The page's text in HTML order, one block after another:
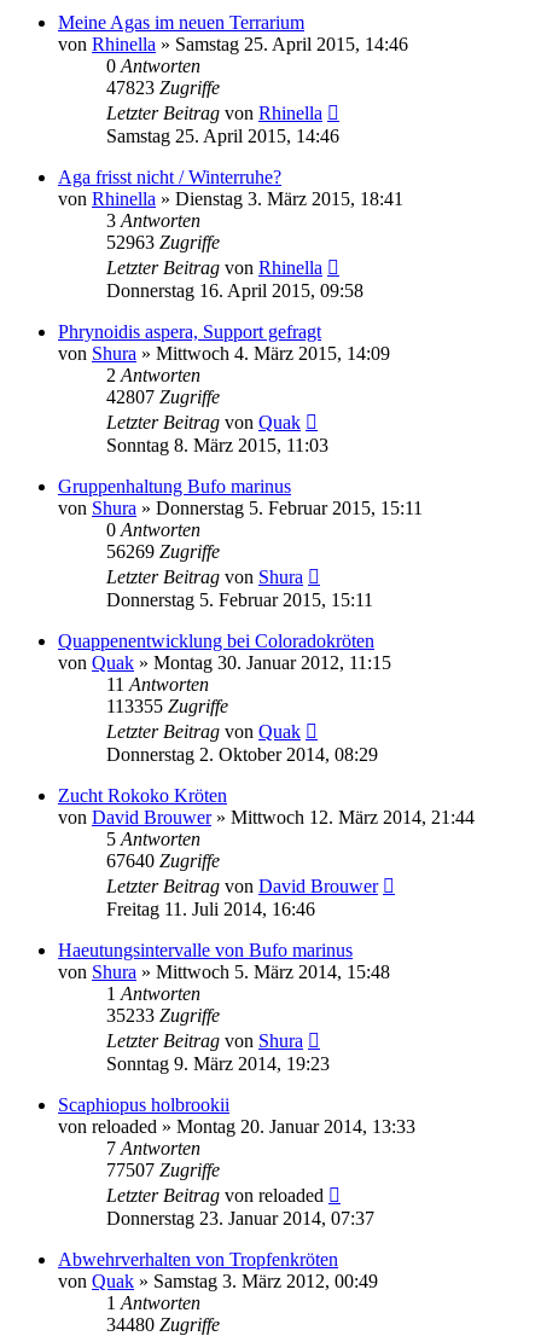
Meine Agas im neuen Terrarium
von Rhinella » Samstag 25. April 2015, 14:46
0 Antworten
47823 Zugriffe
Letzter Beitrag von Rhinella
Samstag 25. April 2015, 14:46
Aga frisst nicht / Winterruhe?
von Rhinella » Dienstag 3. März 2015, 18:41
3 Antworten
52963 Zugriffe
Letzter Beitrag von Rhinella
Donnerstag 16. April 2015, 09:58
Phrynoidis aspera, Support gefragt
von Shura » Mittwoch 4. März 2015, 14:09
2 Antworten
42807 Zugriffe
Letzter Beitrag von Quak
Sonntag 8. März 2015, 11:03
Gruppenhaltung Bufo marinus
von Shura » Donnerstag 5. Februar 2015, 15:11
0 Antworten
56269 Zugriffe
Letzter Beitrag von Shura
Donnerstag 5. Februar 2015, 15:11
Quappenentwicklung bei Coloradokröten
von Quak » Montag 30. Januar 2012, 11:15
11 Antworten
113355 Zugriffe
Letzter Beitrag von Quak
Donnerstag 2. Oktober 2014, 08:29
Zucht Rokoko Kröten
von David Brouwer» Mittwoch 12. März 2014, 21:44
5 Antworten
67640 Zugriffe
Letzter Beitrag von David Brouwer
Freitag 11. Juli 2014, 16:46
Haeutungsintervalle von Bufo marinus
von Shura » Mittwoch 5. März 2014, 15:48
1 Antworten
35233 Zugriffe
Letzter Beitrag von Shura
Sonntag 9. März 2014, 19:23
Scaphiopus holbrookii
von reloaded » Montag 20. Januar 2014, 13:33
7 Antworten
77507 Zugriffe
Letzter Beitrag von reloaded
Donnerstag 23. Januar 2014, 07:37
Abwehrverhalten von Tropfenkröten
von Quak » Samstag 3. März 2012, 00:49
1 Antworten
34480 Zugriffe